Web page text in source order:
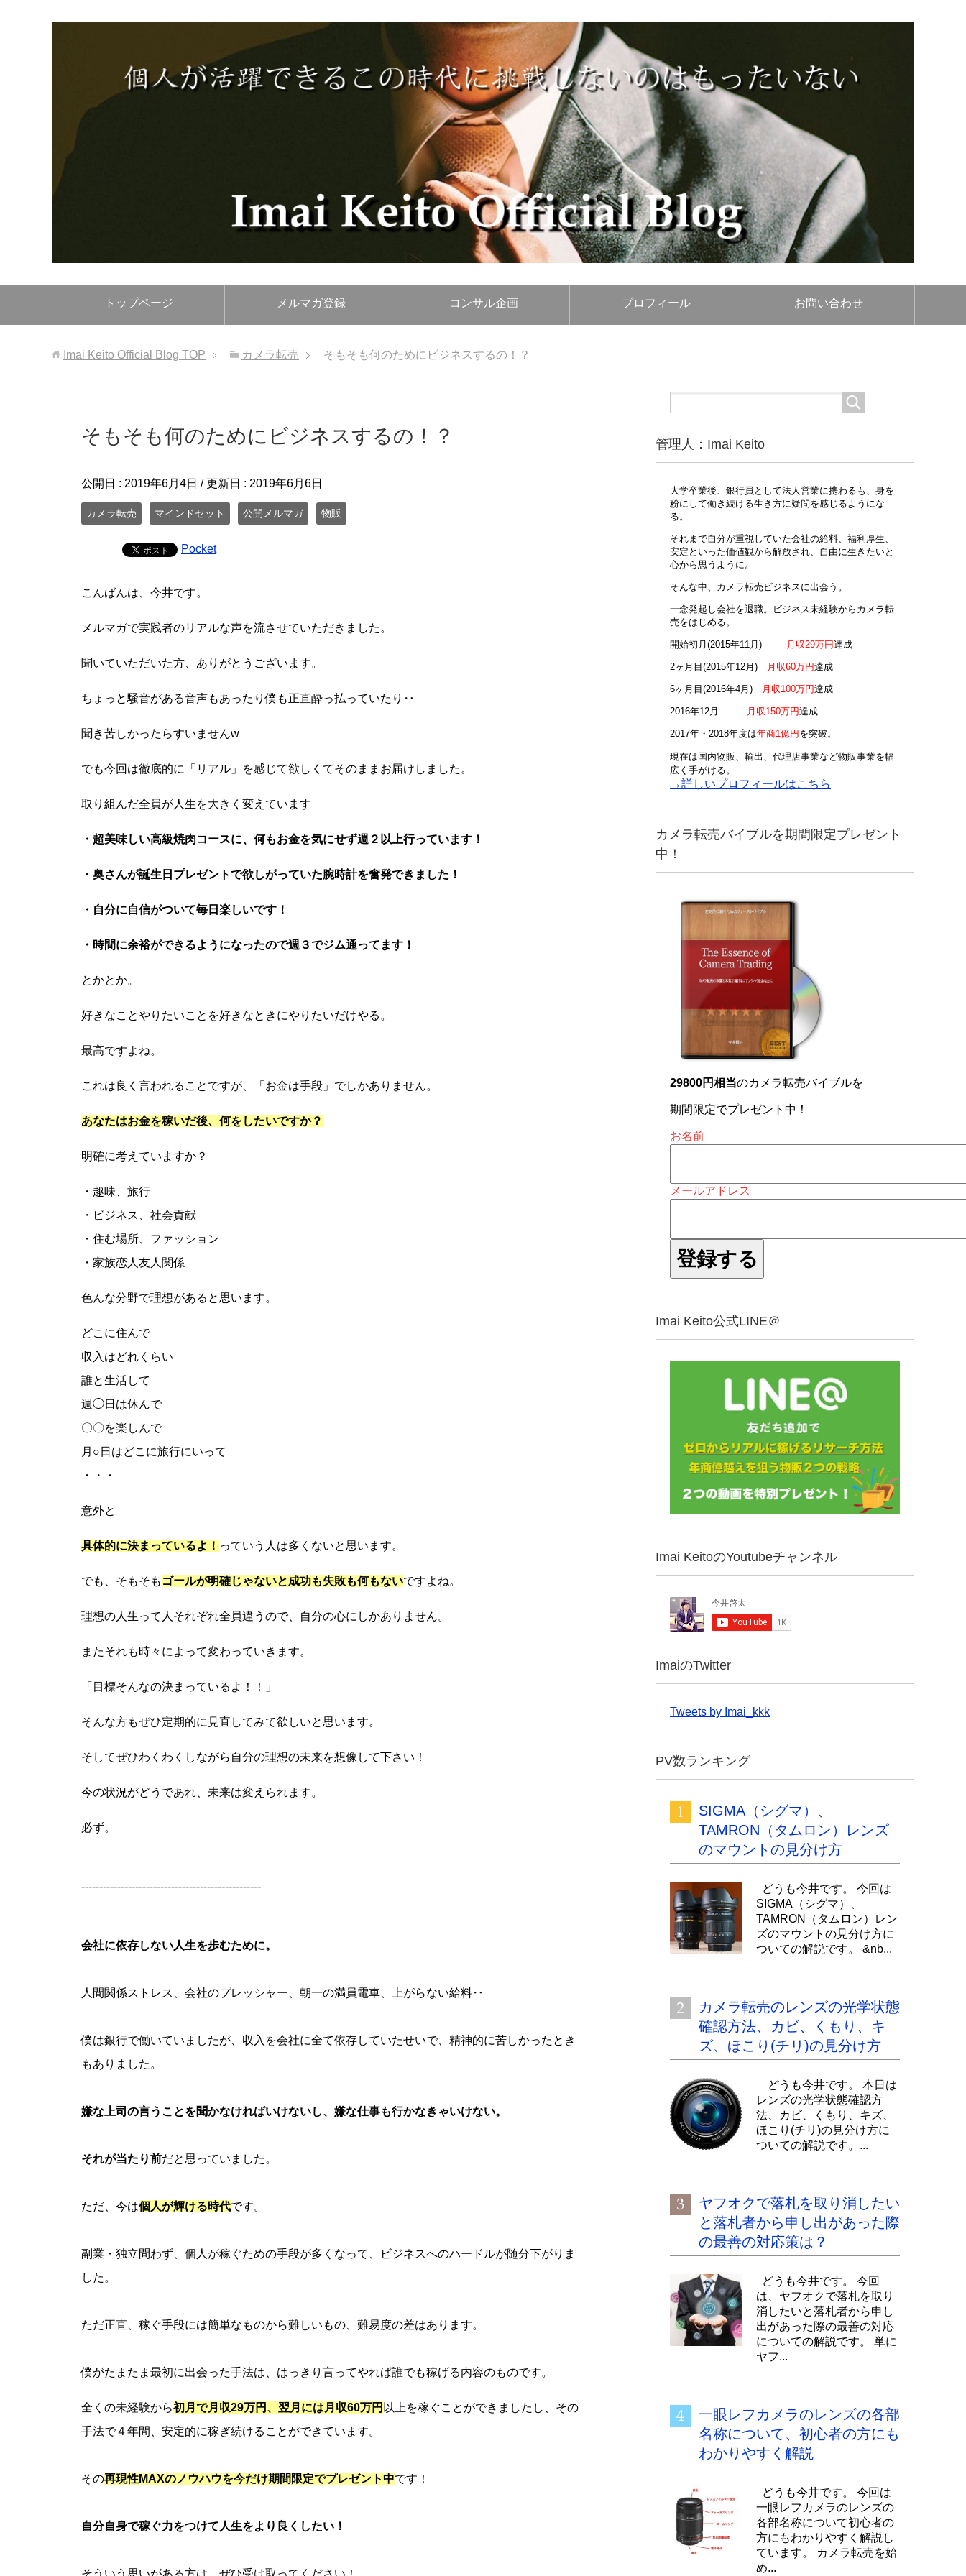
トップページ メルマガ登録 コンサル企画 プロフィール お問い合わせ
Imai Keito Official Blog TOP カメラ転売 そもそも何のためにビジネスするの！？
そもそも何のためにビジネスするの！？
公開日 : 2019年6月4日 / 更新日 : 2019年6月6日
カメラ転売 マインドセット 公開メルマガ 物販
Pocket
こんばんは、今井です。
メルマガで実践者のリアルな声を流させていただきました。
聞いていただいた方、ありがとうございます。
ちょっと騒音がある音声もあったり僕も正直酔っ払っていたり‥
聞き苦しかったらすいませんw
でも今回は徹底的に「リアル」を感じて欲しくてそのままお届けしました。
取り組んだ全員が人生を大きく変えています
・超美味しい高級焼肉コースに、何もお金を気にせず週２以上行っています！
・奥さんが誕生日プレゼントで欲しがっていた腕時計を奮発できました！
・自分に自信がついて毎日楽しいです！
・時間に余裕ができるようになったので週３でジム通ってます！
とかとか。
好きなことやりたいことを好きなときにやりたいだけやる。
最高ですよね。
これは良く言われることですが、「お金は手段」でしかありません。
あなたはお金を稼いだ後、何をしたいですか？
明確に考えていますか？
・趣味、旅行
・ビジネス、社会貢献
・住む場所、ファッション
・家族恋人友人関係
色んな分野で理想があると思います。
どこに住んで
収入はどれくらい
誰と生活して
週◯日は休んで
〇〇を楽しんで
月○日はどこに旅行にいって
・・・
意外と
具体的に決まっているよ！ っていう人は多くないと思います。
でも、そもそも ゴールが明確じゃないと成功も失敗も何もないですよね。
理想の人生って人それぞれ全員違うので、自分の心にしかありません。
またそれも時々によって変わっていきます。
「目標そんなの決まっているよ！！」
そんな方もぜひ定期的に見直してみて欲しいと思います。
そしてぜひわくわくしながら自分の理想の未来を想像して下さい！
今の状況がどうであれ、未来は変えられます。
必ず。
--------------------------------------------------
会社に依存しない人生を歩むために。
人間関係ストレス、会社のプレッシャー、朝一の満員電車、上がらない給料‥
僕は銀行で働いていましたが、収入を会社に全て依存していたせいで、精神的に苦しかったとき
もありました。
嫌な上司の言うことを聞かなければいけないし、嫌な仕事も行かなきゃいけない。
それが当たり前だと思っていました。
ただ、今は個人が輝ける時代です。
副業・独立問わず、個人が稼ぐための手段が多くなって、ビジネスへのハードルが随分下がりま
した。
ただ正直、稼ぐ手段には簡単なものから難しいもの、難易度の差はあります。
僕がたまたま最初に出会った手法は、はっきり言ってやれば誰でも稼げる内容のものです。
全くの未経験から初月で月収29万円、翌月には月収60万円 以上を稼ぐことができましたし、その
手法で４年間、安定的に稼ぎ続けることができています。
その再現性MAXのノウハウを今だけ期間限定でプレゼント中です！
自分自身で稼ぐ力をつけて人生をより良くしたい！
管理人：Imai Keito
大学卒業後、銀行員として法人営業に携わるも、身を
粉にして働き続ける生き方に疑問を感じるようにな
る。
それまで自分が重視していた会社の給料、福利厚生、
安定といった価値観から解放され、自由に生きたいと
心から思うように。
そんな中、カメラ転売ビジネスに出会う。
一念発起し会社を退職。ビジネス未経験からカメラ転
売をはじめる。
開始初月(2015年11月) 月収29万円達成
2ヶ月目(2015年12月) 月収60万円達成
6ヶ月目(2016年4月) 月収100万円達成
2016年12月 月収150万円達成
2017年・2018年度は年商1億円 を突破。
現在は国内物販、輸出、代理店事業など物販事業を幅
広く手がける。
→詳しいプロフィールはこちら
カメラ転売バイブルを期間限定プレゼント
中！
29800円相当のカメラ転売バイブルを
期間限定でプレゼント中！
お名前
メールアドレス
Imai Keito公式LINE＠
Imai KeitoのYoutubeチャンネル
ImaiのTwitter
Tweets by Imai_kkk
PV数ランキング
SIGMA（シグマ）、
TAMRON（タムロン）レンズ
のマウントの見分け方
どうも今井です。 今回は
SIGMA（シグマ）、
TAMRON（タムロン）レン
ズのマウントの見分け方に
ついての解説です。 &nb...
カメラ転売のレンズの光学状態
確認方法、カビ、くもり、キ
ズ、ほこり(チリ)の見分け方
どうも今井です。 本日は
レンズの光学状態確認方
法、カビ、くもり、キズ、
ほこり(チリ)の見分け方に
ついての解説です。...
ヤフオクで落札を取り消したい
と落札者から申し出があった際
の最善の対応策は？
どうも今井です。 今回
は、ヤフオクで落札を取り
消したいと落札者から申し
出があった際の最善の対応
についての解説です。 単に
ヤフ...
一眼レフカメラのレンズの各部
名称について、初心者の方にも
わかりやすく解説
どうも今井です。 今回は
一眼レフカメラのレンズの
各部名称について初心者の
方にもわかりやすく解説し
ています。 カメラ転売を始
め...